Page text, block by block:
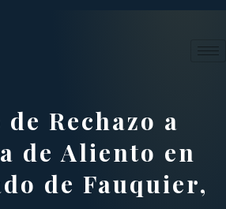
Rechazo a
de Aliento en
de Fauquier,